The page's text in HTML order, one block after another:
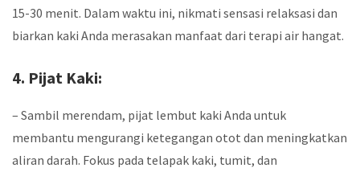
15-30 menit. Dalam waktu ini, nikmati sensasi relaksasi dan
biarkan kaki Anda merasakan manfaat dari terapi air hangat.
4. Pijat Kaki:
– Sambil merendam, pijat lembut kaki Anda untuk
membantu mengurangi ketegangan otot dan meningkatkan
aliran darah. Fokus pada telapak kaki, tumit, dan